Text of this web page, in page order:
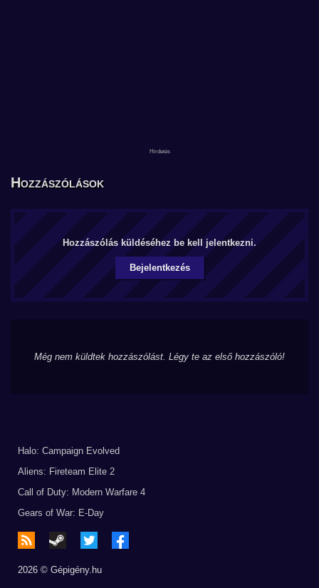
Hozzászólások
Hozzászólás küldéséhez be kell jelentkezni.
Bejelentkezés
Még nem küldtek hozzászólást. Légy te az első hozzászóló!
Halo: Campaign Evolved
Aliens: Fireteam Elite 2
Call of Duty: Modern Warfare 4
Gears of War: E-Day
2026 © Gépigény.hu